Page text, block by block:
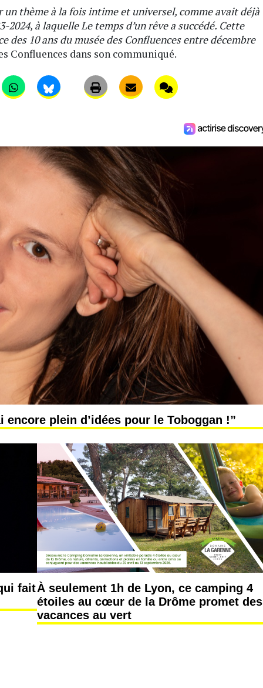
un thème à la fois intime et universel, comme avait déjà
2024, à laquelle Le temps d’un rêve a succédé. Cette
des 10 ans du musée des Confluences entre décembre
Confluences dans son communiqué.
encore plein d’idées pour le Toboggan !”
faitÀ seulement 1h de Lyon, ce camping 4
étoiles au cœur de la Drôme promet des
vacances au vert